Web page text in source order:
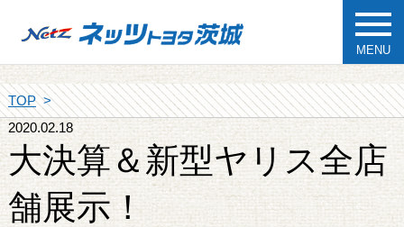
MENU
TOP
2020.02.18
大決算＆新型ヤリス全店
舗展示！